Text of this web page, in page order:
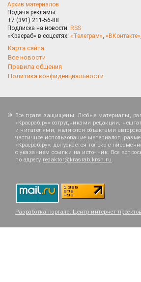
Архив материалов
Подача рекламы:
+7 (391) 211-56-88
Подписка на новости: RSS
«Красраб» в соцсетях: «Телеграм», «ВКонтакте»,
Карта сайта
Все новости
Правила общения
Политика конфиденциальности
Все права защищены. Любые материалы,
«Красраб.ру» сотрудниками редакции,
и читателями, являются объектами
частичное использование материалов,
«Красраб.ру», допускается только с
с указанием ссылки на источник. Все
по адресу redaktor@krasrab.krsn.ru.
Разработка портала: Центр интернет-